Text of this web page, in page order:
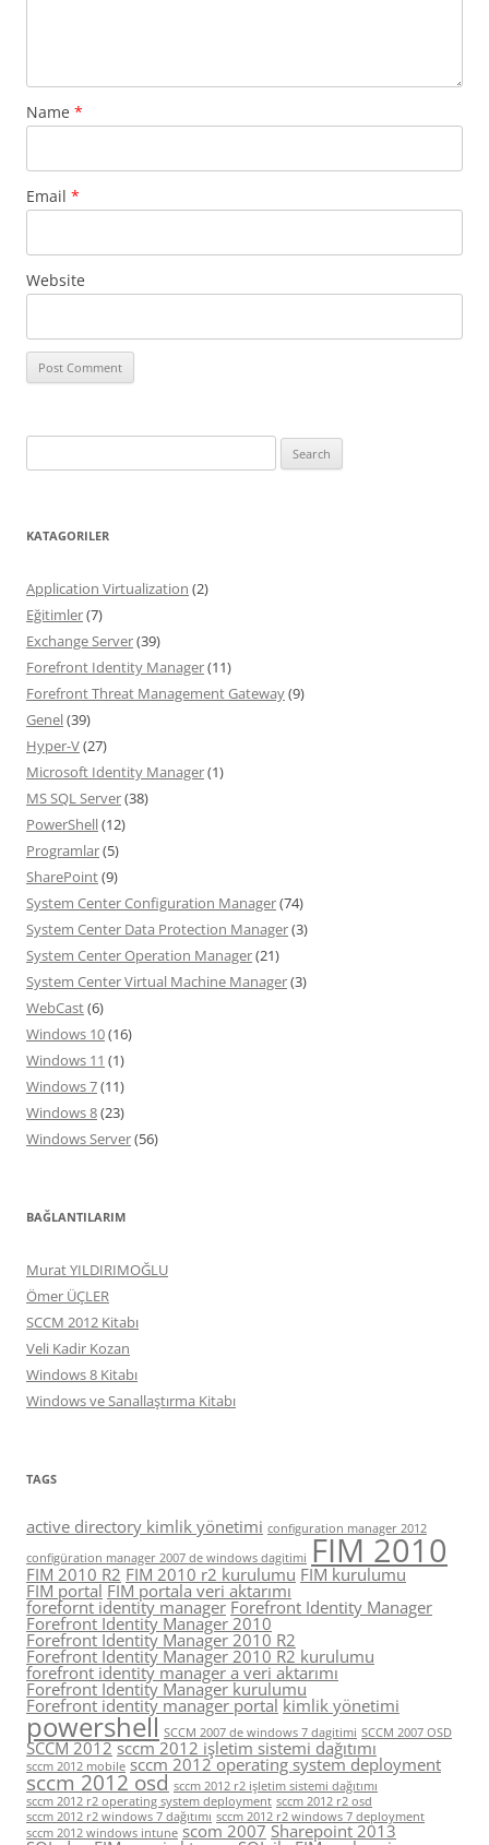
Name *
Email *
Website
for:
KATAGORILER
Application Virtualization (2)
Eğitimler(7)
Exchange Server(39)
Forefront Identity Manager(11)
Forefront Threat Management Gateway(9)
Genel(39)
Hyper-V(27)
Microsoft Identity Manager(1)
MS SQL Server(38)
PowerShell(12)
Programlar(5)
SharePoint(9)
System Center Configuration Manager(74)
System Center Data Protection Manager(3)
System Center Operation Manager(21)
System Center Virtual Machine Manager(3)
WebCast(6)
Windows 10(16)
Windows 11 (1)
Windows 7(11)
Windows 8(23)
Windows Server(56)
BAĞLANTILARIM
Murat YILDIRIMOĞLU
Ömer ÜÇLER
SCCM 2012 Kitabı
Veli Kadir Kozan
Windows 8 Kitabı
Windows ve Sanallaştırma Kitabı
TAGS
active directory kimlik yönetimi configuration manager 2012
configüration manager 2007 de windows dagitimi FIM 2010
FIM 2010 R2 FIM 2010 r2 kurulumu FIM kurulumu
FIM portal FIM portala veri aktarımı
forefornt identity manager Forefront Identity Manager
Forefront Identity Manager 2010
Forefront Identity Manager 2010 R2
Forefront Identity Manager 2010 R2 kurulumu
forefront identity manager a veri aktarımı
Forefront Identity Manager kurulumu
Forefront identity manager portal kimlik yönetimi
powershell SCCM 2007 de windows 7 dagitimi SCCM 2007 OSD
SCCM 2012 sccm 2012 işletim sistemi dağıtımı
sccm 2012 mobile sccm 2012 operating system deployment
sccm 2012 osd sccm 2012 r2 işletim sistemi dağıtımı
sccm 2012 r2 operating system deployment sccm 2012 r2 osd
sccm 2012 r2 windows 7 dağıtımı sccm 2012 r2 windows 7 deployment
sccm 2012 windows intune scom 2007 Sharepoint 2013